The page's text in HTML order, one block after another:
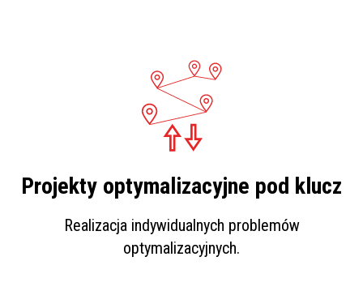
Projekty optymalizacyjne pod klucz
Realizacja indywidualnych problemów
optymalizacyjnych.